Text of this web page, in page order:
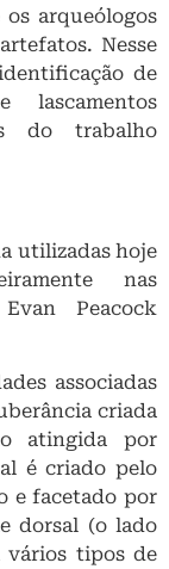
arqueólogos
Nesse
de
do trabalho
utilizadas hoje
nas
Peacock
associadas
criada
atingida por
é criado pelo
e facetado por
dorsal (o lado
vários tipos de